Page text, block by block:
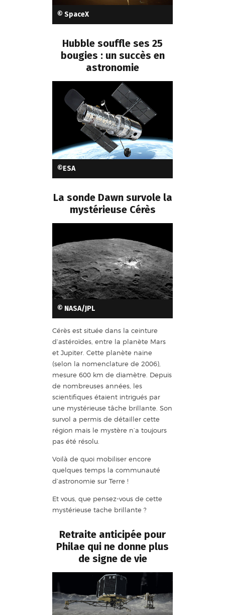
© SpaceX
Hubble souffle ses 25
bougies : un succès en
astronomie
©ESA
La sonde Dawn survole la
mystérieuse Cérès
© NASA/JPL
Cérès est située dans la ceinture
d’astéroïdes, entre la planète Mars
et Jupiter. Cette planète naine
(selon la nomenclature de 2006),
mesure 600 km de diamètre. Depuis
de nombreuses années, les
scientifiques étaient intrigués par
une mystérieuse tâche brillante. Son
survol a permis de détailler cette
région mais le mystère n’a toujours
pas été résolu.
Voilà de quoi mobiliser encore
quelques temps la communauté
d’astronomie sur Terre !
Et vous, que pensez-vous de cette
mystérieuse tache brillante ?
Retraite anticipée pour
Philae qui ne donne plus
de signe de vie